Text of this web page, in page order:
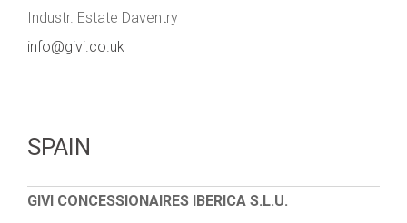
Industr. Estate Daventry
info@givi.co.uk
SPAIN
GIVI CONCESSIONAIRES IBERICA S.L.U.